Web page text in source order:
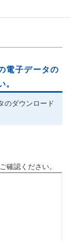
電子データの
。
のダウンロード
確認ください。